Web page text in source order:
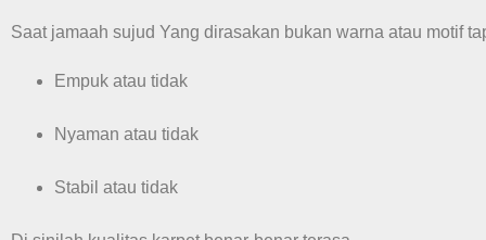
Saat jamaah sujud Yang dirasakan bukan warna atau motif
Empuk atau tidak
Nyaman atau tidak
Stabil atau tidak